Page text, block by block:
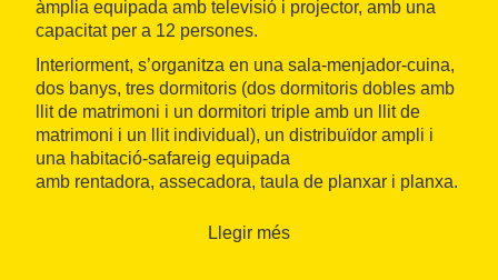
àmplia equipada amb televisió i projector, amb una
capacitat per a 12 persones.
Interiorment, s’organitza en una sala-menjador-cuina,
dos banys, tres dormitoris (dos dormitoris dobles amb
llit de matrimoni i un dormitori triple amb un llit de
matrimoni i un llit individual), un distribuïdor ampli i
una habitació-safareig equipada
amb rentadora, assecadora, taula de planxar i planxa.
renovables com és la fotovoltaica i la utilització de
Llegir més